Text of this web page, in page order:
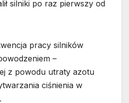
silniki po raz pierwszy od
pracy silników
–
z powodu utraty azotu
ciśnienia w